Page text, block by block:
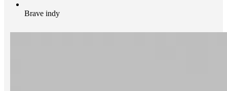
Brave indy